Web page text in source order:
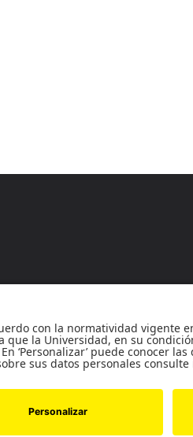
de los Andes | Vigilada
Universidad: Decreto 1297 del
Resolución 28 del 23 de
(Colombia) | Código postal: